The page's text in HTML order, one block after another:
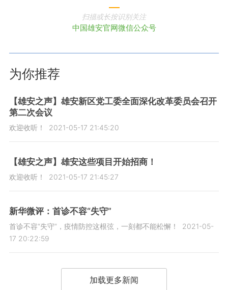
扫描或长按识别关注
中国雄安官网微信公众号
为你推荐
【雄安之声】雄安新区党工委全面深化改革委员会召开
第二次会议
欢迎收听！ 2021-05-17 21:45:20
【雄安之声】雄安这些项目开始招商！
欢迎收听！ 2021-05-17 21:45:27
新华微评：首诊不容“失守”
首诊不容“失守”，疫情防控这根弦，一刻都不能松懈！
2021-05-
17 20:22:59
加载更多新闻